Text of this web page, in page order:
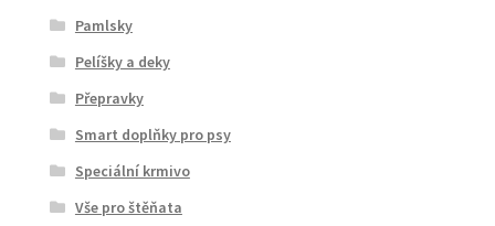
Pamlsky
Pelíšky a deky
Přepravky
Smart doplňky pro psy
Speciální krmivo
Vše pro štěňata